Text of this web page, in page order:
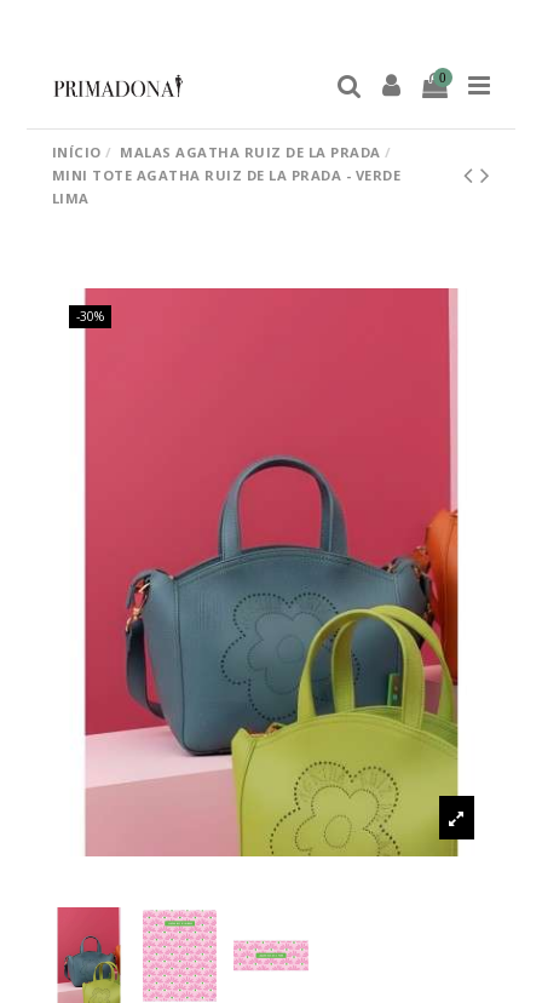
0
INÍCIO
MALAS AGATHA RUIZ DE LA PRADA
MINI TOTE AGATHA RUIZ DE LA PRADA - VERDE
LIMA
-30%